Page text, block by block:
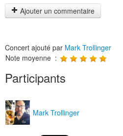
Ajouter un commentaire
Concert ajouté par Mark Trollinger
Note moyenne :
Participants
Mark Trollinger